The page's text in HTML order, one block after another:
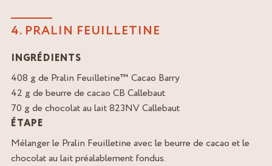
4. PRALIN FEUILLETINE
INGRÉDIENTS
408 g de Pralin Feuilletine™ Cacao Barry
42 g de beurre de cacao CB Callebaut
70 g de chocolat au lait 823NV Callebaut
ÉTAPE
Mélanger le Pralin Feuilletine avec le beurre de cacao et le
chocolat au lait préalablement fondus.